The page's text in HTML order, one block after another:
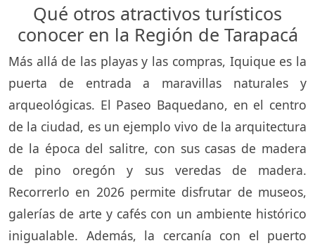
Qué otros atractivos turísticos
conocer en la Región de Tarapacá
Más allá de las playas y las compras, Iquique es la
puerta de entrada a maravillas naturales y
arqueológicas. El Paseo Baquedano, en el centro
de la ciudad, es un ejemplo vivo de la arquitectura
de la época del salitre, con sus casas de madera
de pino oregón y sus veredas de madera.
Recorrerlo en 2026 permite disfrutar de museos,
galerías de arte y cafés con un ambiente histórico
inigualable. Además, la cercanía con el puerto